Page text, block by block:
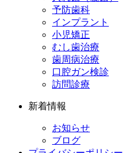
予防歯科
インプラント
小児矯正
むし歯治療
歯周病治療
口腔ガン検診
訪問診療
新着情報
お知らせ
ブログ